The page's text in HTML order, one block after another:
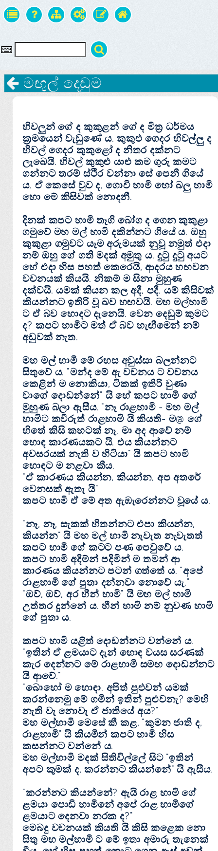
මඟුල් දෙඩුම
හිවලුන් ගේ ද කුකුළන් ගේ ද මිත්‍ර ධර්මය
ක්‍රමයෙන් වැඩුණේ ය. කුකුළු ගෙදර හිවල්ලු ද
හිවල් ගෙදර කුකුළෝ ද නිතර දක්‌නට
ලැබෙයි. හිවල් කුකුළු යාළු කම ගුරු කමට
ගන්නට තරම් ස්‌ථීර වන්නා සේ පෙනී ගියේ
ය. ඒ කෙසේ වුව ද, ගොවි හාමි හෝ බලු හාමි
හො මේ කිසිවක්‌ නොදනී.
දිනක්‌ කපට හාමි තෑගි බෝග ද ගෙන කුකුළා
ගමුවේ මහ මල් හාමි දකින්නට ගියේ ය. ඔහු
කුකුළා ගමුවට යෑම අරුමයක්‌ නුවූ නමුත් එදා
නම් ඔහු ගේ ගති මදක්‌ අමුතු ය. දුටු දුටු අයට
හේ එදා හිස පහත් කෙරෙයි, ආදරය හඟවන
වචනයක්‌ කියයි. නිකම් ම සිනා මුහුණ
දක්‌වයි. යමක්‌ කියන කල අදී, පදී. යම් කිසිවක්‌
කියන්නට ඉතිරි වූ බව හඟවයි. මහ මල්හාමි
ට ඒ බව හොදට දැනෙයි. වෙන දෙඩුම් කුමට
ද? කපට හාමිට මත් ඒ බව හැඟීමෙන් නම්
අඩුවක්‌ නැත.
මහ මල් හාමි මේ රහස අවුස්‌සා බලන්නට
සිතුවේ ය. "මන්ද මේ ඇ වචනය ට වචනය
කෙළින් ම නොකියා, ටිකක්‌ ඉතිරි වුණා
වාගේ දොඩන්නේ" යි හේ කපට හාමි ගේ
මුහුණ බලා ඇසීය. "නෑ රාළහාමි - මහ මල්
හාමිට කවීරුත් රාළහාමි යි කියති- ම@ ගේ
හිතේ කිසි කහටක්‌ නෑ. මා අද ආවේ නම්
හොඳ කාරණයකට යි. එය කියන්නට
අවසරයක්‌ නැති ව හිටියා" යි කපට හාමි
හොඳට ම නළවා කීය.
"ඒ කාරණය කියන්න, කියන්න, අප අතරේ
වෙනසක්‌ ඇතැ යි"
කපට හාමි ඒ මේ අත ඇඹැරෙන්නට වූයේ ය.
"නෑ, නෑ, සැකක්‌ හිතන්නට එපා කියන්න,
කියන්න" යි මහ මල් හාමි නැවැත නැවැතත්
කපට හාමි ගේ කටට පණ පෙවුවේ ය.
කපට හාමි අදිම්න් පදිමින් ම තමන් ආ
කාරණය කියන්නට පටන් ගත්තේ ය. "අපේ
රාළහාමි ගේ පුතා දන්නවා නොවේ යැ."
"ඔව්, ඔව්, අර හීන් හාමි" යි මහ මල් හාමි
උත්තර දුන්නේ ය. හීන් හාමි නම් නුවණ හාමි
ගේ පුතා ය.
කපට හාමි යළිත් දොඩන්නට වන්නේ ය.
"ඉතින් ඒ ළමයාට දැන් හොඳ වයස සරණක්‌
කැර දෙන්නට මේ රාළහාමි සමඟ දොඩන්නට
යි ආවේ."
"බොහෝ ම හොඳා. අපිත් පුළුවන් යමක්‌
කරන්නෙමු මේ ගමින් ඉතින් පුළුවනැ? මෙහි
නැති වැ නොවැ ඒ ජාතියේ අය?"
මහ මල්හාමි මෙසේ කී කළ, "කුමන ජාති ද,
රාළහාමි" යි කියමින් කපට හාමි හිස
කසන්නට වන්නේ ය.
මහ මල්හාමි මදක්‌ සිතිවිල්ලේ සිට "ඉතින්
අපට කුමක්‌ ද, කරන්නට කියන්නේ" යි ඇසීය.
"කරන්නට කියන්නේ? ඇයි රාළ හාමි ගේ
ළමයා පොඩි හාමිනේ අපේ රාළ හාමිගේ
ළමයාට දෙනවා නරක ද?"
මෙබදු වචනයක්‌ කියති යි කිසි කළෙක නො
සිතු මහ මල්හාමි ට මේ ඉතා අමාරු තැනෙක්‌